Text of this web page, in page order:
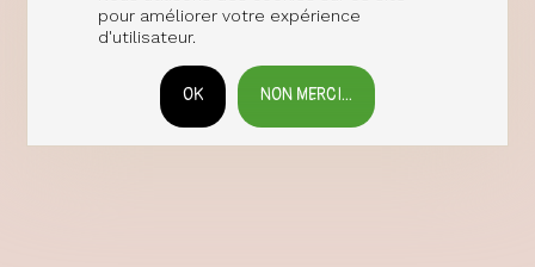
pour améliorer votre expérience
d'utilisateur.
NON MERCI...
OK
RETIRER LE CONSENTEMENT